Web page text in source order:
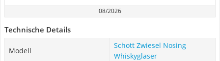
08/2026
Technische Details
Modell
Schott Zwiesel Nosing
Whiskygläser